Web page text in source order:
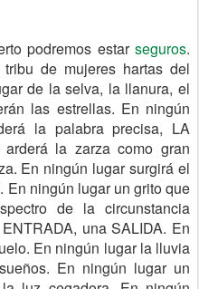
podremos estar seguros.
de mujeres hartas del
de la selva, la llanura, el
las estrellas. En ningún
la palabra precisa, LA
la zarza como gran
En ningún lugar surgirá el
. En ningún lugar un grito que
de la circunstancia
una SALIDA. En
En ningún lugar la lluvia
En ningún lugar un